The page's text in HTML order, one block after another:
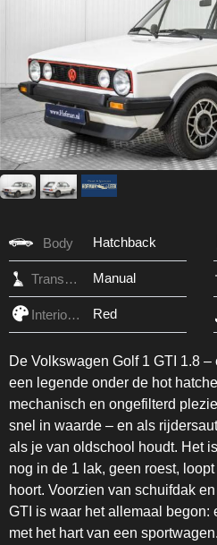
Body Hatchback
Transmission Manual
Interior Color Red
De Volkswagen Golf 1 GTI 1.8
een legende onder de hot
mechanisch en ongefilterd
snel in waarde – en als
als je van oldschool houdt. Het
nog in de 1 lak, geen roest,
hoort. Voorzien van schuifdak
GTI is waar het allemaal begon:
met het hart van een